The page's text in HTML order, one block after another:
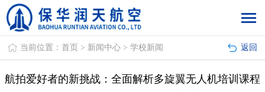
返回
当前位置：首页 > 新闻中心 >学校新闻
航拍爱好者的新挑战：全面解析多旋翼无人机培训课程